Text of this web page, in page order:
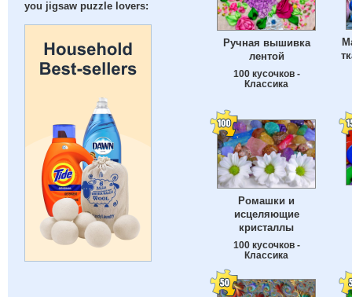
you jigsaw puzzle lovers:
Ручная вышивка
лентой
100 кусочков -
Классика
Ромашки и
исцеляющие
кристаллы
100 кусочков -
Классика